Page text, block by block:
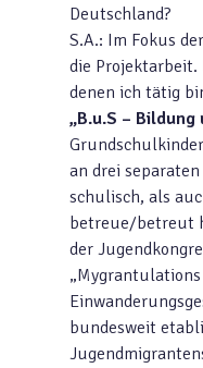
Deutschland?
S.A.: Im Fokus
die
denen ich tätig
„B.u.S – Bildung
an drei separaten
schulisch, als
betreue/betreut
der
bundesweit